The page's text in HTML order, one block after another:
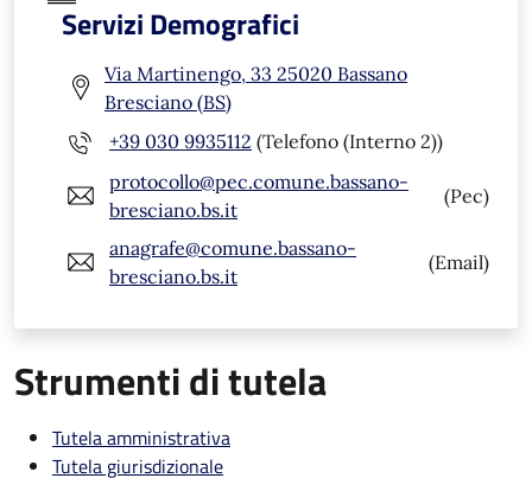
Servizi Demografici
Via Martinengo, 33 25020 Bassano
Bresciano (BS)
+39 030 9935112 (Telefono (Interno 2))
protocollo@pec.comune.bassano-
bresciano.bs.it
(Pec)
anagrafe@comune.bassano-
bresciano.bs.it
(Email)
Strumenti di tutela
Tutela amministrativa
Tutela giurisdizionale